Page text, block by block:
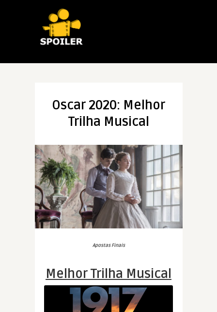
Oscar 2020: Melhor
Trilha Musical
Apostas Finais
Melhor Trilha Musical